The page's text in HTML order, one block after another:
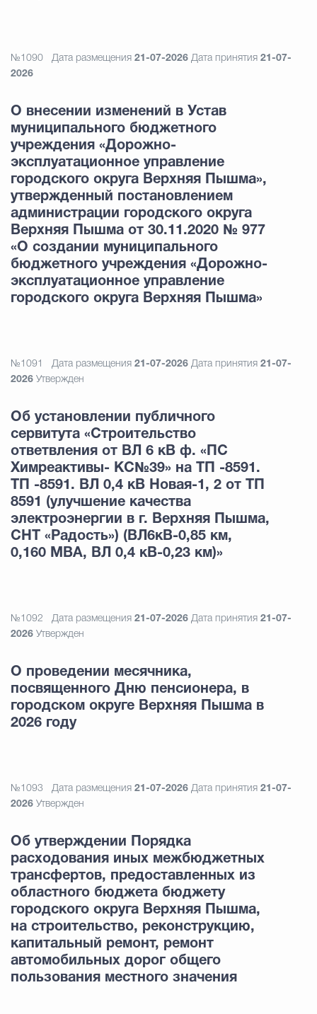
№1090 Дата размещения 21-07-2026 Дата принятия 21-07-
2026
О внесении изменений в Устав
муниципального бюджетного
учреждения «Дорожно-
эксплуатационное управление
городского округа Верхняя Пышма»,
утвержденный постановлением
администрации городского округа
Верхняя Пышма от 30.11.2020 № 977
«О создании муниципального
бюджетного учреждения «Дорожно-
эксплуатационное управление
городского округа Верхняя Пышма»
№1091 Дата размещения 21-07-2026 Дата принятия 21-07-
2026 Утвержден
Об установлении публичного
сервитута «Строительство
ответвления от ВЛ 6 кВ ф. «ПС
Химреактивы- КС№39» на ТП -8591.
ТП -8591. ВЛ 0,4 кВ Новая-1, 2 от ТП
8591 (улучшение качества
электроэнергии в г. Верхняя Пышма,
СНТ «Радость») (ВЛ6кВ-0,85 км,
0,160 МВА, ВЛ 0,4 кВ-0,23 км)»
№1092 Дата размещения 21-07-2026 Дата принятия 21-07-
2026 Утвержден
О проведении месячника,
посвященного Дню пенсионера, в
городском округе Верхняя Пышма в
2026 году
№1093 Дата размещения 21-07-2026 Дата принятия 21-07-
2026 Утвержден
Об утверждении Порядка
расходования иных межбюджетных
трансфертов, предоставленных из
областного бюджета бюджету
городского округа Верхняя Пышма,
на строительство, реконструкцию,
капитальный ремонт, ремонт
автомобильных дорог общего
пользования местного значения